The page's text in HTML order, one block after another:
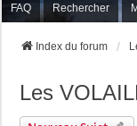
FAQ Rechercher
Index du forum
Les